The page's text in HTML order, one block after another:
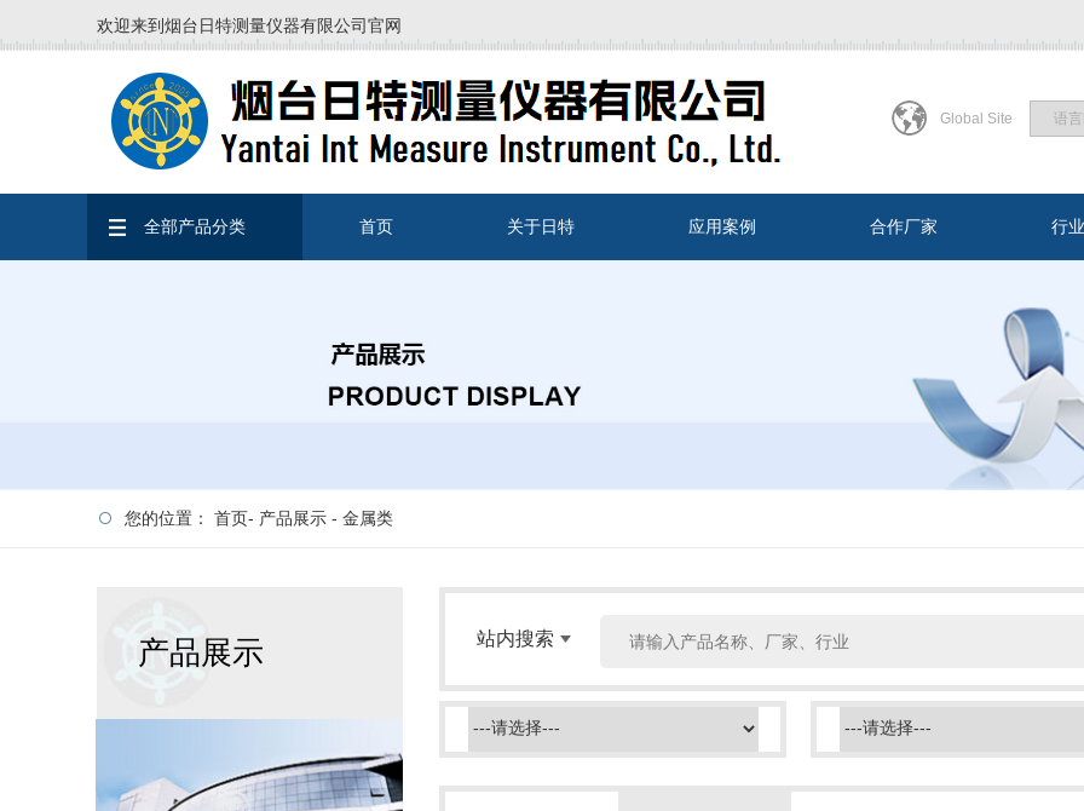
欢迎来到烟台日特测量仪器有限公司官网
Global Site
全部产品分类 首页 关于日特 应用案例 合作厂家 行
您的位置： 首页- 产品展示 - 金属类
产品展示 站内搜索